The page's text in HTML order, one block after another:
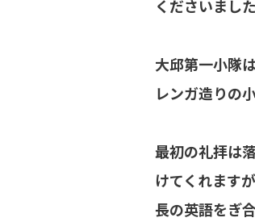
くださいました
大邱第一小隊
レンガ造りの
最初の礼拝は
けてくれます
長の英語をぎ